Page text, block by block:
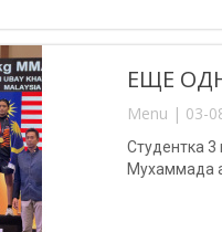
ЕЩЕ
Menu | 03-
Студентка 3
Мухаммада